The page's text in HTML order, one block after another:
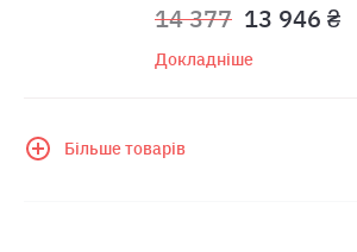
14 377 13 946 ₴
Докладніше
Більше товарів